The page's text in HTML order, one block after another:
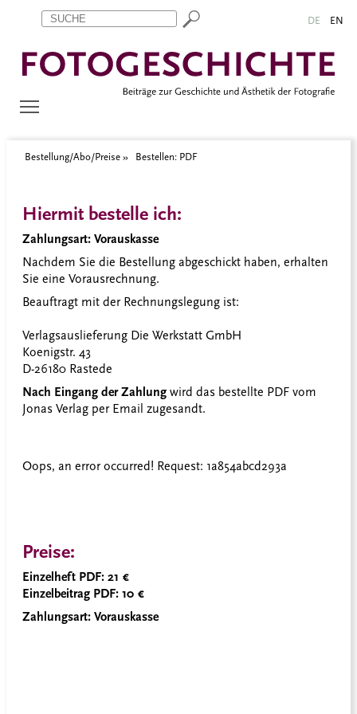
Zum Inhalt springen
Aktuelle Seite: Bestellen: PDF DE EN
Bestellung/Abo/Preise Bestellen: PDF
Hiermit bestelle ich:
Zahlungsart: Vorauskasse
Nachdem Sie die Bestellung abgeschickt haben, erhalten
Sie eine Vorausrechnung.
Beauftragt mit der Rechnungslegung ist:
Verlagsauslieferung Die Werkstatt GmbH
Koenigstr. 43
D-26180 Rastede
Nach Eingang der Zahlung wird das bestellte PDF vom
Jonas Verlag per Email zugesandt.
Oops, an error occurred! Request: 1a854abcd293a
Preise:
Einzelheft PDF: 21 €
Einzelbeitrag PDF: 10 €
Zahlungsart: Vorauskasse